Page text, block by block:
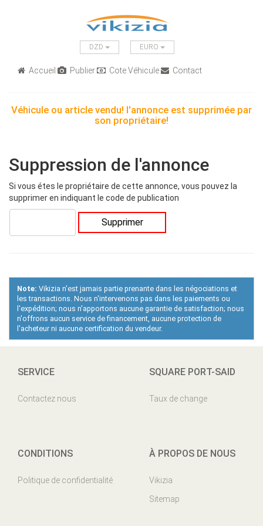
DZD EURO
Accueil Publier Cote Véhicule Contact
Véhicule ou article vendu! l'annonce est supprimée par
son propriétaire!
Suppression de l'annonce
Si vous étes le propriétaire de cette annonce, vous pouvez la
supprimer en indiquant le code de publication
Supprimer
Note: Vikizia n'est jamais partie prenante dans les négociations et
les transactions. Nous n'intervenons pas dans les paiements ou
l'expédition; nous n'apportons aucune garantie de satisfaction; nous
n'offrons aucun service de financement, aucune protection de
l'acheteur ni aucune certification du vendeur.
SERVICE
Contactez nous
SQUARE PORT-SAID
Taux de change
CONDITIONS
Politique de confidentialité
À PROPOS DE NOUS
Vikizia
Sitemap